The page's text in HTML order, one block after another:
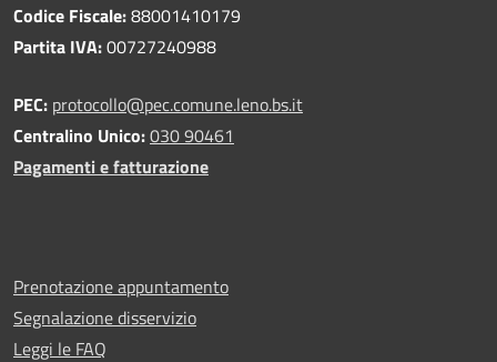
Codice Fiscale:88001410179
Partita IVA:00727240988
PEC: protocollo@pec.comune.leno.bs.it
Centralino Unico:030 90461
Pagamenti e fatturazione
Prenotazione appuntamento
Segnalazione disservizio
Leggi le FAQ